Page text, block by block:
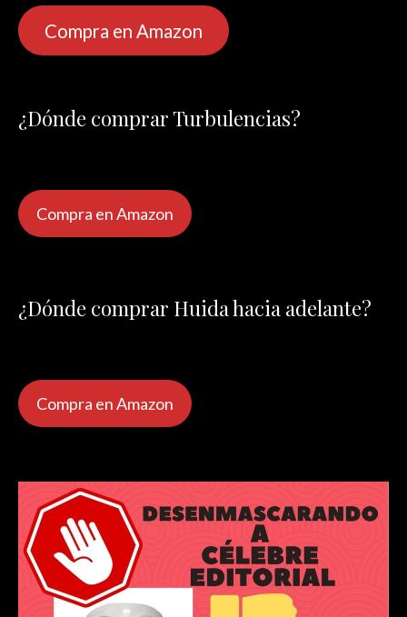
Compra en Amazon
¿Dónde comprar Turbulencias?
Compra en Amazon
¿Dónde comprar Huida hacia adelante?
Compra en Amazon